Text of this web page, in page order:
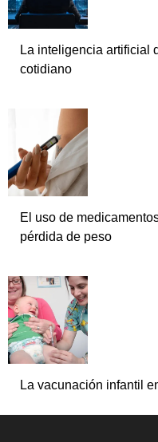
La inteligencia artificial
cotidiano
El uso de
pérdida de peso
La vacunación infantil